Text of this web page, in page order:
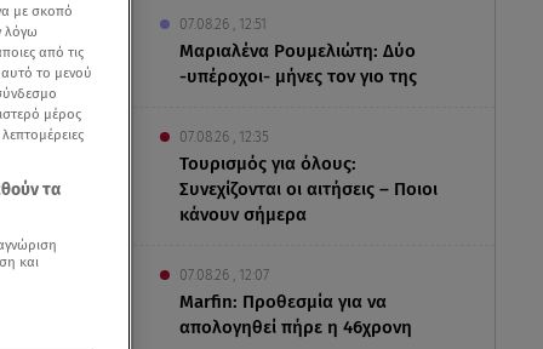
07.08.26 , 12:51
Μαριαλένα Ρουμελιώτη: Δύο
-υπέροχοι- μήνες τον γιο της
07.08.26 , 12:35
Τουρισμός για όλους:
Συνεχίζονται οι αιτήσεις – Ποιοι
κάνουν σήμερα
07.08.26 , 12:07
Marfin: Προθεσμία για να
απολογηθεί πήρε η 46χρονη
με σκοπό
λόγω
από τις
αυτό το μενού
μέρος
τα
και